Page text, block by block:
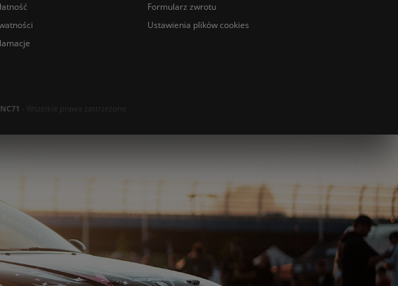
Formularz zwrotu
Ustawienia plików cookies
- Wszelkie prawa zastrzeżone